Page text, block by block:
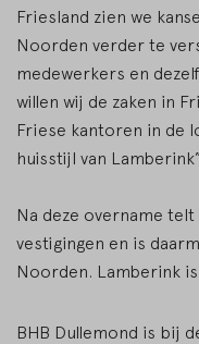
Friesland zien we
Noorden verder te
medewerkers en
willen wij de zaken in
Friese kantoren in de
huisstijl van
Na deze overname
vestigingen en is
Noorden. Lamberink
BHB Dullemond is bij